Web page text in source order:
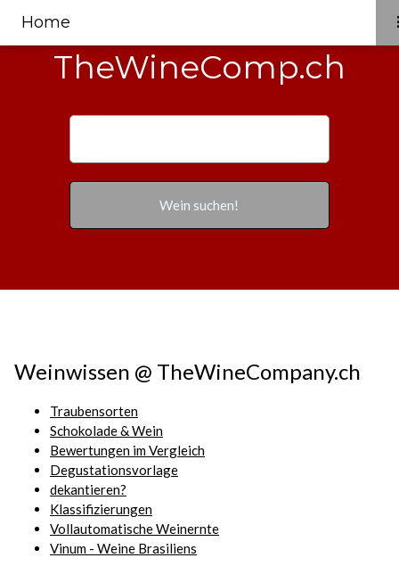
Home
TheWineComp.ch
Weinwissen @ TheWineCompany.ch
Traubensorten
Schokolade & Wein
Bewertungen im Vergleich
Degustationsvorlage
dekantieren?
Klassifizierungen
Vollautomatische Weinernte
Vinum - Weine Brasiliens